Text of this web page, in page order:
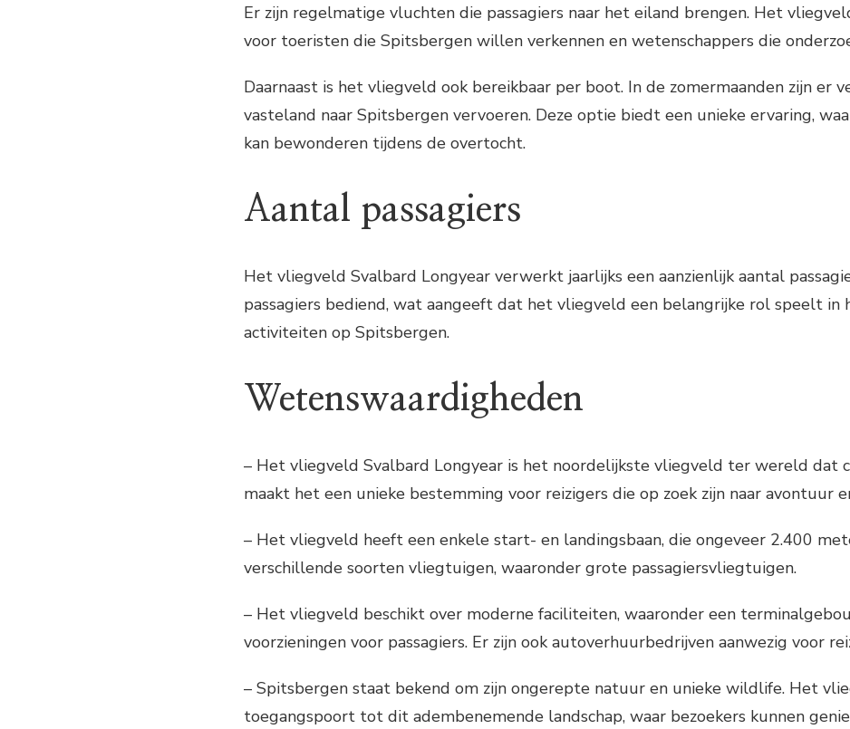
Er zijn regelmatige vluchten die passagiers naar het eiland brengen. Het
voor toeristen die Spitsbergen willen verkennen en wetenschappers die
Daarnaast is het vliegveld ook bereikbaar per boot. In de zomermaanden zijn er
vasteland naar Spitsbergen vervoeren. Deze optie biedt een unieke ervaring,
kan bewonderen tijdens de overtocht.
Aantal passagiers
Het vliegveld Svalbard Longyear verwerkt jaarlijks een aanzienlijk aantal
passagiers bediend, wat aangeeft dat het vliegveld een belangrijke rol speelt
activiteiten op Spitsbergen.
Wetenswaardigheden
– Het vliegveld Svalbard Longyear is het noordelijkste vliegveld ter wereld dat
maakt het een unieke bestemming voor reizigers die op zoek zijn naar avontuur
– Het vliegveld heeft een enkele start- en landingsbaan, die ongeveer 2.400
verschillende soorten vliegtuigen, waaronder grote passagiersvliegtuigen.
– Het vliegveld beschikt over moderne faciliteiten, waaronder een
voorzieningen voor passagiers. Er zijn ook autoverhuurbedrijven aanwezig voor
– Spitsbergen staat bekend om zijn ongerepte natuur en unieke wildlife. Het
toegangspoort tot dit adembenemende landschap, waar bezoekers kunnen